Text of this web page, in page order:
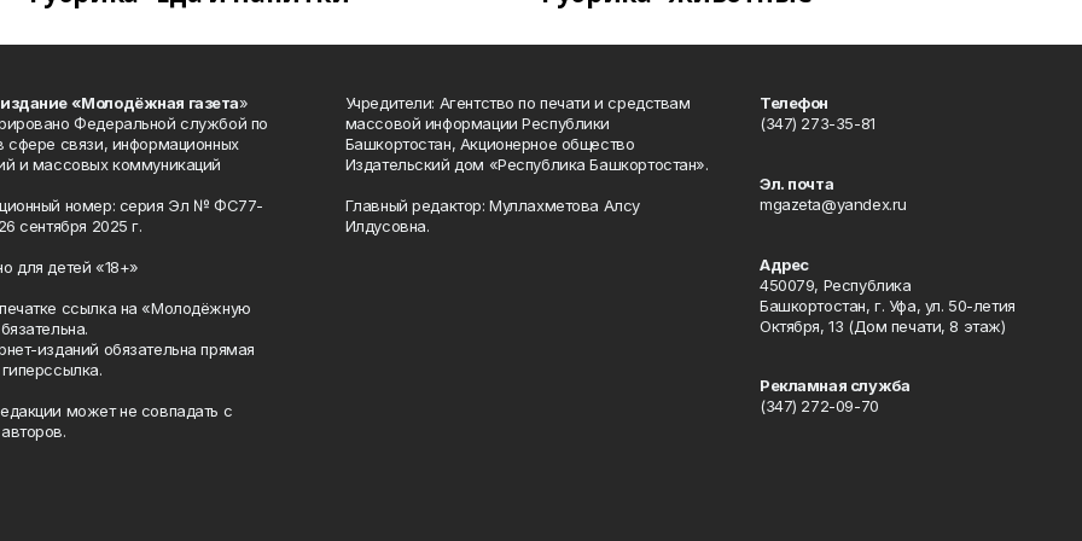
«Молодёжная газета»
Федеральной службой по
сфере связи, информационных
и массовых коммуникаций
номер: серия Эл № ФС77-
сентября 2025 г.
для детей «18+»
ссылка на «Молодёжную
изданий обязательна прямая
может не совпадать с
Учредители: Агентство по печати и средствам
массовой информации Республики
Башкортостан, Акционерное общество
Издательский дом «Республика Башкортостан».
Главный редактор: Муллахметова Алсу
Илдусовна.
Телефон
(347) 273-35-81
Эл. почта
mgazeta@yandex.ru
Адрес
450079, Республика
Башкортостан, г. Уфа, ул. 50-летия
Октября, 13 (Дом печати, 8 этаж)
Рекламная служба
(347) 272-09-70